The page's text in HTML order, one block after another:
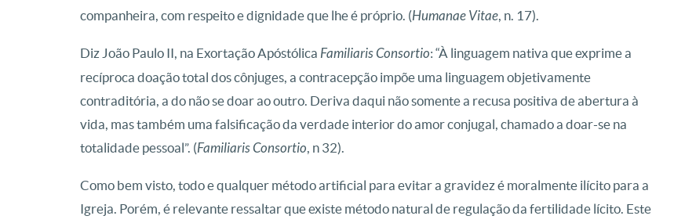
companheira, com respeito e dignidade que lhe é próprio. (Humanae Vitae , n. 17).
Diz João Paulo II, na Exortação Apóstólica Familiaris Consortio: “À linguagem nativa que exprime a
recíproca doação total dos cônjuges, a contracepção impõe uma linguagem objetivamente
contraditória, a do não se doar ao outro. Deriva daqui não somente a recusa positiva de abertura à
vida, mas também uma falsificação da verdade interior do amor conjugal, chamado a doar-se na
totalidade pessoal”. (Familiaris Consortio , n 32).
Como bem visto, todo e qualquer método artificial para evitar a gravidez é moralmente ilícito para a
Igreja. Porém, é relevante ressaltar que existe método natural de regulação da fertilidade lícito. Este